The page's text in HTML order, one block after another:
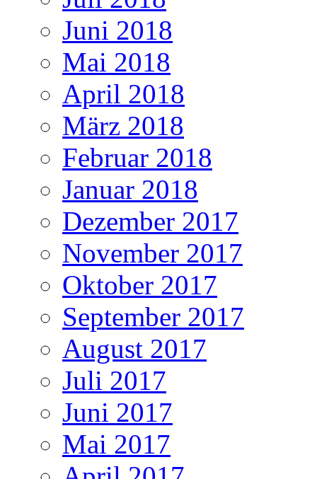
Juni 2018
Mai 2018
April 2018
März 2018
Februar 2018
Januar 2018
Dezember 2017
November 2017
Oktober 2017
September 2017
August 2017
Juli 2017
Juni 2017
Mai 2017